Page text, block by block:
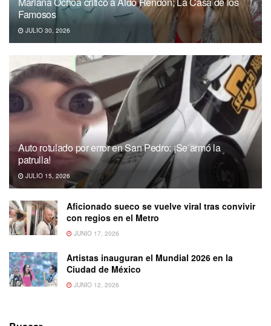
Famosos
JULIO 30, 2026
Auto rotulado por error en San Pedro: ¡Se armó la
patrulla!
JULIO 15, 2026
Aficionado sueco se vuelve viral tras convivir
con regios en el Metro
JUNIO 17, 2026
Artistas inauguran el Mundial 2026 en la
Ciudad de México
JUNIO 12, 2026